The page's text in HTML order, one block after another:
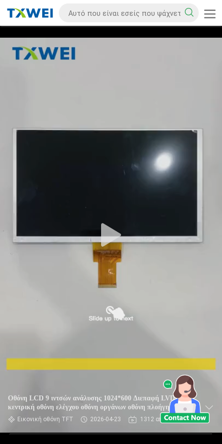
Οθόνη LCD 9 ιντσών ανάλυσης 1024*600 Διεπαφή LVDS IPS
κεντρική οθόνη ελέγχου οθόνη οργάνων οθόνη πλοήγησης
ενιαία οθόνη
Εικονική οθόνη TFT 2026-04-23 1312 απόψεις